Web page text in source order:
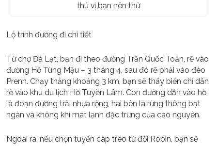
thú vị bạn nên thử
Lộ trình đường đi chi tiết
Từ chợ Đà Lạt, bạn đi theo đường Trần Quốc Toản, rẽ vào
đường Hồ Tùng Mậu – 3 tháng 4, sau đó rẽ phải vào đèo
Prenn. Chạy thẳng khoảng 3 km, bạn sẽ thấy biển chỉ dẫn
rẽ vào khu du lịch Hồ Tuyền Lâm. Con đường dẫn vào hồ
là đoạn đường trải nhựa rộng, hai bên là rừng thông bạt
ngàn và không khí mát lạnh đặc trưng của cao nguyên.
Ngoài ra, nếu chọn tuyến cáp treo từ đồi Robin, bạn sẽ